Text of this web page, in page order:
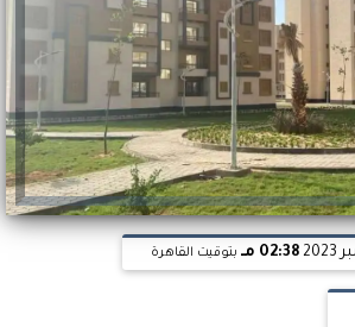
02:38 مـ بتوقيت القاهرة